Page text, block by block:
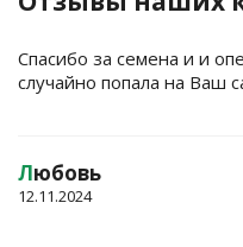
Спасибо за семена и и
случайно попала на Ваш
Любовь
12.11.2024